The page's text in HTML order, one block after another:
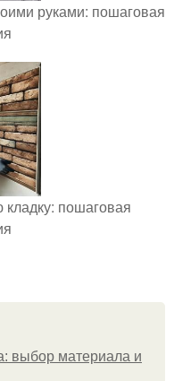
руками: пошаговая
кладку: пошаговая
выбор материала и